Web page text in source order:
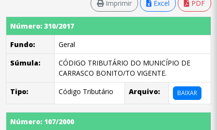
Imprimir Excel PDF
Número: 310/2017
Fundo:
Geral
Súmula:
CÓDIGO TRIBUTÁRIO DO MUNICÍPIO DE
CARRASCO BONITO/TO VIGENTE.
Tipo:
Código Tributário Arquivo: BAIXAR
Número: 107/2000